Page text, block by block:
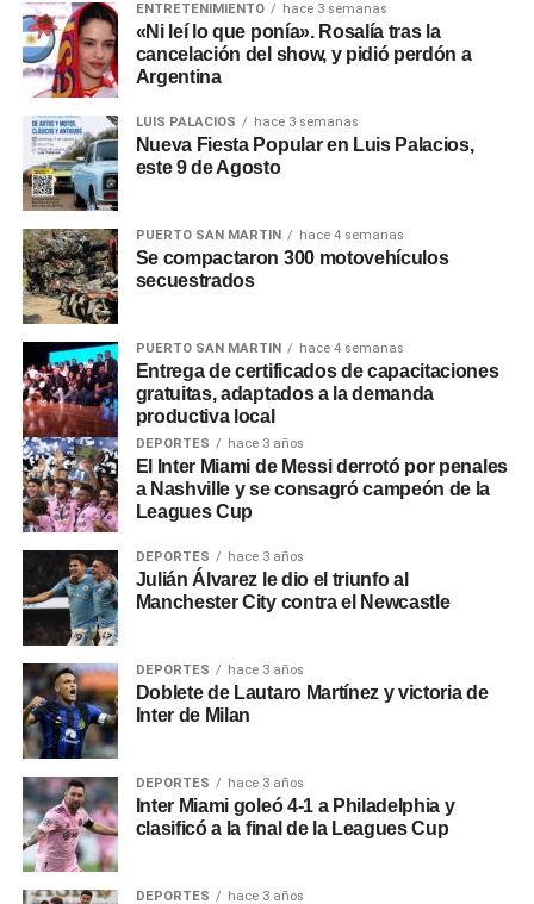
«Los trámites burocráticos no siempre son tan sencillos,
lamentablemente la burocracia pone algunos límites. Nos
encantaría que el INADI esté cerrado hoy, pero no se
puede», continuó el vocero en conferencia de prensa.
Adorniexplicó que el cierre de organismos «en algunos
será por decreto, en otros bastará con la decisión de cada
ministro». Respecto a los posibles despidos,
que «empleado que esté de más no tiene razón de ser
que un argentino abone su sueldo con sus impuestos».
ENTRETENIMIENTO hace 3 semanas
«Ni leí lo que ponía». Rosalía tras la
cancelación del show, y pidió perdón a
Argentina
LUIS PALACIOS hace 3 semanas
Nueva Fiesta Popular en Luis Palacios,
este 9 de Agosto
PUERTO SAN MARTIN hace 4 semanas
Se compactaron 300 motovehículos
secuestrados
PUERTO SAN MARTIN hace 4 semanas
Entrega de certificados de capacitaciones
gratuitas, adaptados a la demanda
productiva local
DEPORTES hace 3 años
El Inter Miami de Messi derrotó por penales
a Nashville y se consagró campeón de la
Leagues Cup
DEPORTES hace 3 años
Julián Álvarez le dio el triunfo al
Manchester City contra el Newcastle
DEPORTES hace 3 años
Doblete de Lautaro Martínez y victoria de
Inter de Milan
DEPORTES hace 3 años
Inter Miami goleó 4-1 a Philadelphia y
clasificó a la final de la Leagues Cup
DEPORTES hace 3 años